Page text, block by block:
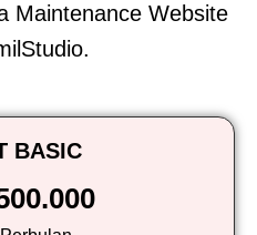
Maintenance Website
BASIC